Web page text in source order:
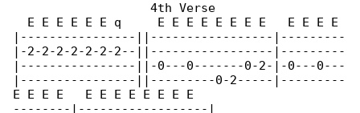
                   4th Verse
  E E E E E E q     E E E E E E E E   E E E E
|----------------||-----------------|---------
|-2-2-2-2-2-2-2--||-----------------|---------
|----------------||-0---0-------0-2-|-0---0---
|----------------||---------0-2-----|---------
E E E E   E E E E E E E E
--------|------------------|